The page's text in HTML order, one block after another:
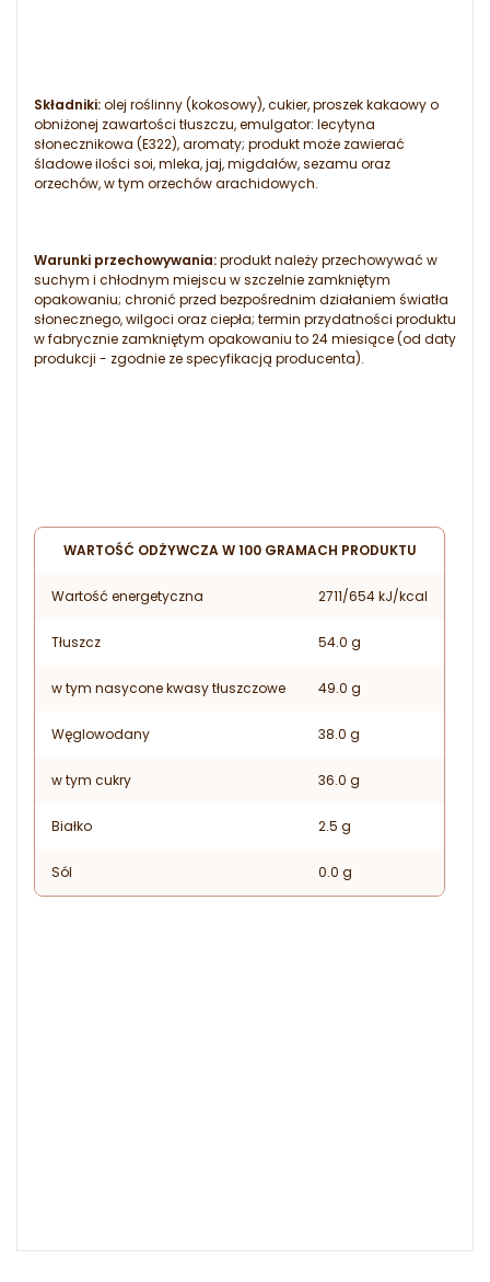
Składniki:olej roślinny (kokosowy), cukier, proszek kakaowy o
obniżonej zawartości tłuszczu, emulgator: lecytyna
słonecznikowa (E322), aromaty; produkt może zawierać
śladowe ilości soi, mleka, jaj, migdałów, sezamu oraz
orzechów, w tym orzechów arachidowych.
Warunki przechowywania:produkt należy przechowywać w
suchym i chłodnym miejscu w szczelnie zamkniętym
opakowaniu; chronić przed bezpośrednim działaniem światła
słonecznego, wilgoci oraz ciepła; termin przydatności produktu
w fabrycznie zamkniętym opakowaniu to 24 miesiące (od daty
produkcji - zgodnie ze specyfikacją producenta).
WARTOŚĆ ODŻYWCZA W 100 GRAMACH PRODUKTU
Wartość energetyczna 2711/654 kJ/kcal
Tłuszcz 54.0 g
w tym nasycone kwasy tłuszczowe 49.0 g
Węglowodany 38.0 g
w tym cukry 36.0 g
Białko 2.5 g
Sól 0.0 g